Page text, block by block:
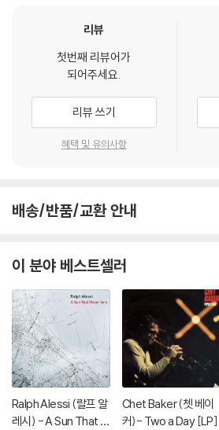
리뷰
첫번째 리뷰어가
되어주세요.
리뷰 쓰기
혜택 및 유의사항
배송/반품/교환 안내
이 분야 베스트셀러
Ralph Alessi (랄프 알
레시) - A Sun That N
Chet Baker (쳇 베이
커)- Two a Day [LP]